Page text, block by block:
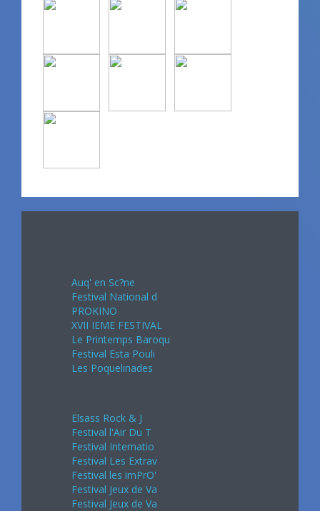
Auq' en Sc?ne
Festival National d
PROKINO
XVII IEME FESTIVAL
Le Printemps Baroqu
Festival Esta Pouli
Les Poquelinades
Elsass Rock & J
Festival l'Air Du T
Festival Internatio
Festival Les Extrav
Festival les imPrO'
Festival Jeux de Va
Festival Jeux de Va